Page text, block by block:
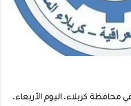
كربلاء، اليوم الأربعاء،